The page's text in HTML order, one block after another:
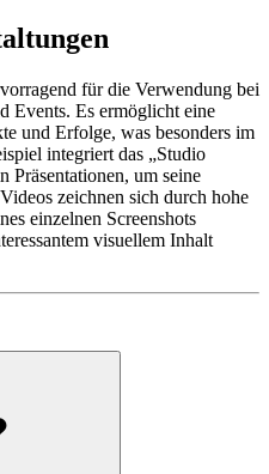
für die Verwendung bei
Events. Es ermöglicht eine
und Erfolge, was besonders im
integriert das „Studio
Präsentationen, um seine
zeichnen sich durch hohe
einzelnen Screenshots
visuellem Inhalt